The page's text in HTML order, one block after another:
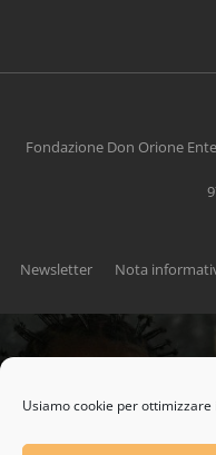
Usiamo cookie per
Fondazione Don Orione
Newsletter Nota